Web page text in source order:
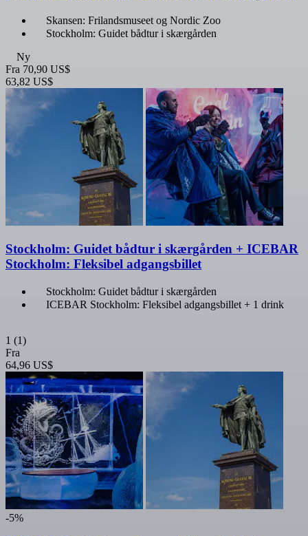
Skansen: Frilandsmuseet og Nordic Zoo
Stockholm: Guidet bådtur i skærgården
Ny
Fra 70,90 US$
63,82 US$
Stockholm: Guidet bådtur i skærgården + ICEBAR
Stockholm: Fleksibel adgangsbillet
Stockholm: Guidet bådtur i skærgården
ICEBAR Stockholm: Fleksibel adgangsbillet + 1 drink
1 (1)
Fra
64,96 US$
-5%